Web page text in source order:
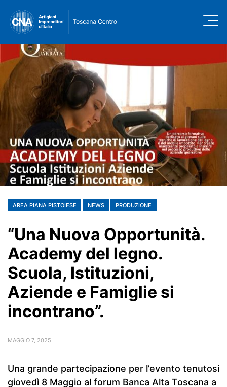
AREA PIANA PISTOIESE NEWS PRODUZIONE
“Una Nuova Opportunità.
Academy del legno.
Scuola, Istituzioni,
Aziende e Famiglie si
incontrano”.
MAGGIO 7, 2025
Una grande partecipazione per l’evento tenutosi
giovedì 8 Maggio al forum Banca Alta Toscana a